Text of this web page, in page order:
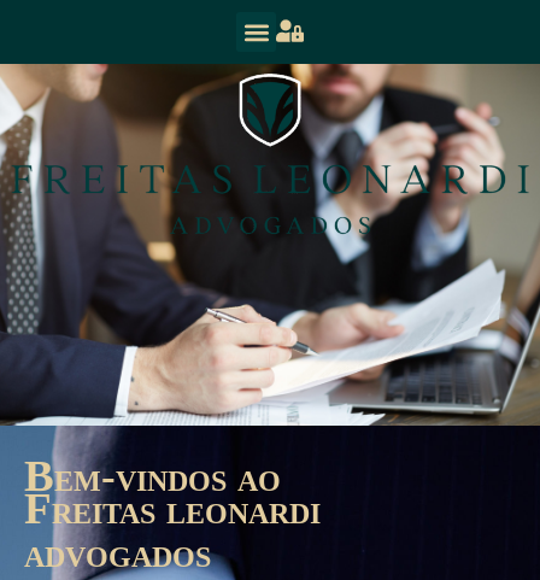
bem-vindos ao
freitas leonardi
advogados